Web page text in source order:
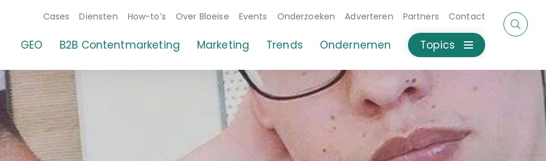
Cases Diensten How-to’s Over Bloeise Events Onderzoeken Adverteren Partners Contact
GEO B2B Contentmarketing Marketing Trends Ondernemen Topics